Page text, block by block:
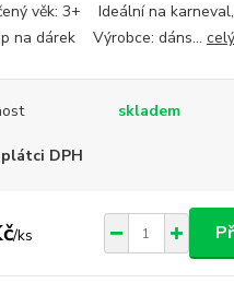
věk: 3+ Ideální na
na dárek Výrobce: dáns...
skladem
DPH
/ks